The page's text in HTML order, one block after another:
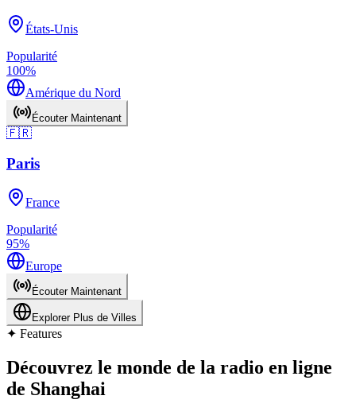
États-Unis
Popularité
100%
Amérique du Nord
Écouter Maintenant
🇫🇷
Paris
France
Popularité
95%
Europe
Écouter Maintenant
Explorer Plus de Villes
✦ Features
Découvrez le monde de la radio en ligne
de Shanghai